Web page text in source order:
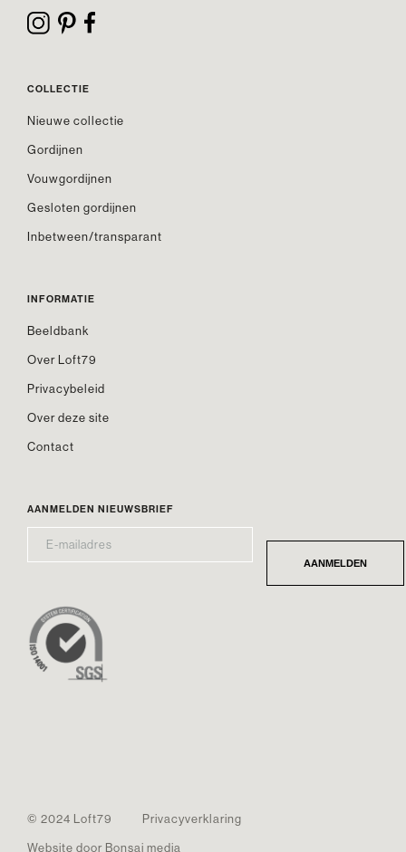
COLLECTIE
Nieuwe collectie
Gordijnen
Vouwgordijnen
Gesloten gordijnen
Inbetween/transparant
INFORMATIE
Beeldbank
Over Loft79
Privacybeleid
Over deze site
Contact
AANMELDEN NIEUWSBRIEF
MAILADRES AANMELDEN
© 2024 Loft79 Privacyverklaring
Website door Bonsai media